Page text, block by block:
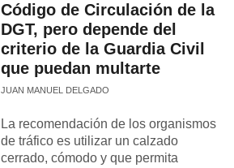
Código de Circulación de la
DGT, pero depende del
criterio de la Guardia Civil
que puedan multarte
JUAN MANUEL DELGADO
La recomendación de los organismos
de tráfico es utilizar un calzado
cerrado, cómodo y que permita